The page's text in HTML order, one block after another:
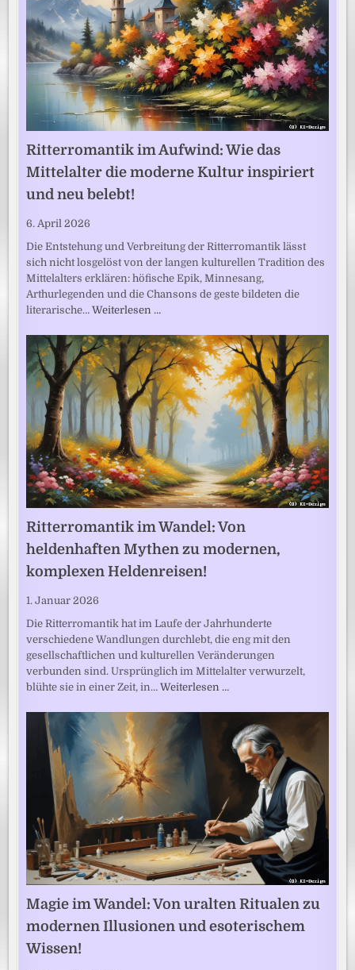
Ritterromantik im Aufwind: Wie das
Mittelalter die moderne Kultur inspiriert
und neu belebt!
6. April 2026
Die Entstehung und Verbreitung der Ritterromantik lässt
sich nicht losgelöst von der langen kulturellen Tradition des
Mittelalters erklären: höfische Epik, Minnesang,
Arthurlegenden und die Chansons de geste bildeten die
literarische…Weiterlesen …
Ritterromantik im Wandel: Von
heldenhaften Mythen zu modernen,
komplexen Heldenreisen!
1. Januar 2026
Die Ritterromantik hat im Laufe der Jahrhunderte
verschiedene Wandlungen durchlebt, die eng mit den
gesellschaftlichen und kulturellen Veränderungen
verbunden sind. Ursprünglich im Mittelalter verwurzelt,
blühte sie in einer Zeit, in…Weiterlesen …
Magie im Wandel: Von uralten Ritualen zu
modernen Illusionen und esoterischem
Wissen!